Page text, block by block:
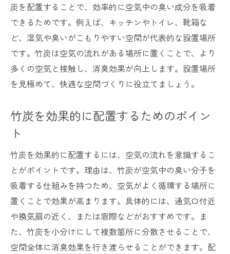
炭を配置することで、効率的に空気中の臭い成分を吸着
できるためです。例えば、キッチンやトイレ、靴箱な
ど、湿気や臭いがこもりやすい空間が代表的な設置場所
です。竹炭は空気の流れがある場所に置くことで、より
多くの空気と接触し、消臭効果が向上します。設置場所
を見極めて、快適な空間づくりに役立てましょう。
竹炭を効果的に配置するためのポイン
ト
竹炭を効果的に配置するには、空気の流れを意識するこ
とがポイントです。理由は、竹炭が空気中の臭い分子を
吸着する仕組みを持つため、空気がよく循環する場所に
置くことで効果が高まります。具体的には、通気口付近
や換気扇の近く、または窓際などがおすすめです。ま
た、竹炭を小分けにして複数箇所に分散させることで、
空間全体に消臭効果を行き渡らせることができます。配